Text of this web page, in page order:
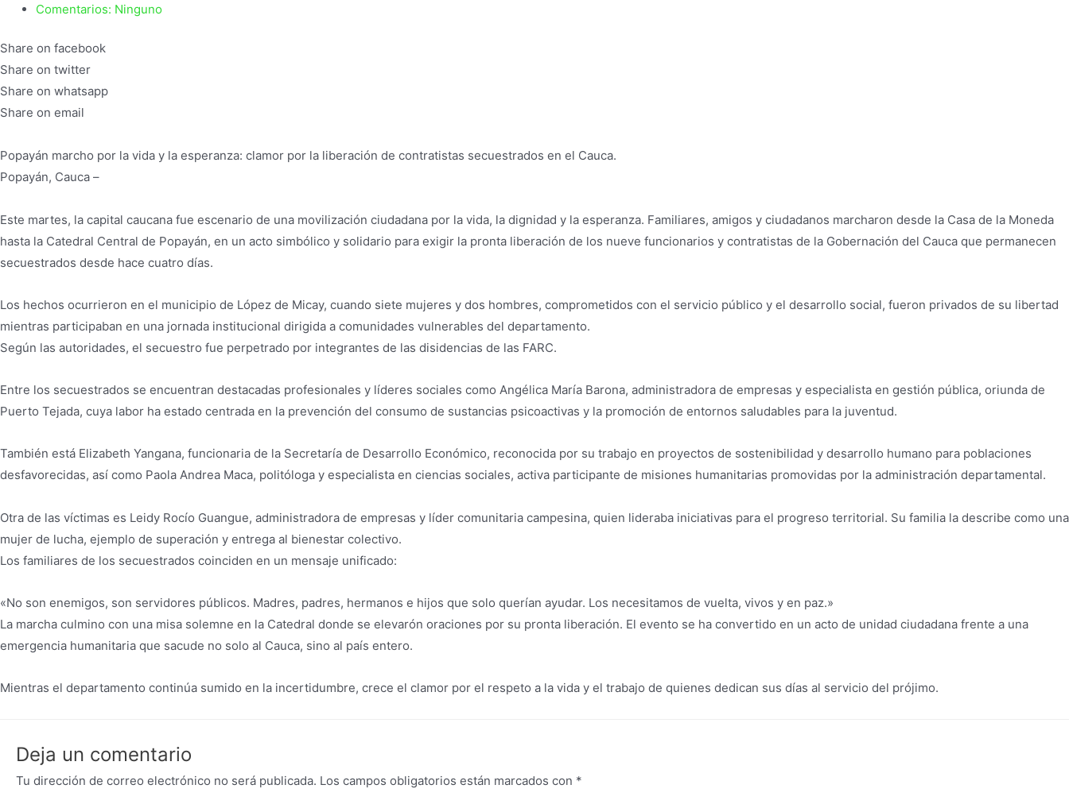
Comentarios: Ninguno
Share on facebook
Share on twitter
Share on whatsapp
Share on email
Popayán marcho por la vida y la esperanza: clamor por la liberación de contratistas secuestrados en el Cauca.
Popayán, Cauca –
Este martes, la capital caucana fue escenario de una movilización ciudadana por la vida, la dignidad y la esperanza. Familiares, amigos y ciudadanos marcharon desde la Casa de la Moneda
hasta la Catedral Central de Popayán, en un acto simbólico y solidario para exigir la pronta liberación de los nueve funcionarios y contratistas de la Gobernación del Cauca que permanecen
secuestrados desde hace cuatro días.
Los hechos ocurrieron en el municipio de López de Micay, cuando siete mujeres y dos hombres, comprometidos con el servicio público y el desarrollo social, fueron privados de su libertad
mientras participaban en una jornada institucional dirigida a comunidades vulnerables del departamento.
Según las autoridades, el secuestro fue perpetrado por integrantes de las disidencias de las FARC.
Entre los secuestrados se encuentran destacadas profesionales y líderes sociales como Angélica María Barona, administradora de empresas y especialista en gestión pública, oriunda de
Puerto Tejada, cuya labor ha estado centrada en la prevención del consumo de sustancias psicoactivas y la promoción de entornos saludables para la juventud.
También está Elizabeth Yangana, funcionaria de la Secretaría de Desarrollo Económico, reconocida por su trabajo en proyectos de sostenibilidad y desarrollo humano para poblaciones
desfavorecidas, así como Paola Andrea Maca, politóloga y especialista en ciencias sociales, activa participante de misiones humanitarias promovidas por la administración departamental.
Otra de las víctimas es Leidy Rocío Guangue, administradora de empresas y líder comunitaria campesina, quien lideraba iniciativas para el progreso territorial. Su familia la describe como una
mujer de lucha, ejemplo de superación y entrega al bienestar colectivo.
Los familiares de los secuestrados coinciden en un mensaje unificado:
«No son enemigos, son servidores públicos. Madres, padres, hermanos e hijos que solo querían ayudar. Los necesitamos de vuelta, vivos y en paz.»
La marcha culmino con una misa solemne en la Catedral donde se elevarón oraciones por su pronta liberación. El evento se ha convertido en un acto de unidad ciudadana frente a una
emergencia humanitaria que sacude no solo al Cauca, sino al país entero.
Mientras el departamento continúa sumido en la incertidumbre, crece el clamor por el respeto a la vida y el trabajo de quienes dedican sus días al servicio del prójimo.
Deja un comentario
Tu dirección de correo electrónico no será publicada. Los campos obligatorios están marcados con *